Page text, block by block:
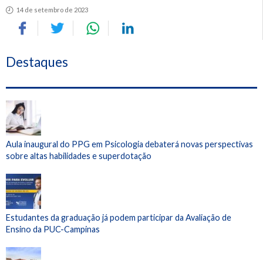
14 de setembro de 2023
Destaques
Aula inaugural do PPG em Psicologia debaterá novas perspectivas
sobre altas habilidades e superdotação
Estudantes da graduação já podem participar da Avaliação de
Ensino da PUC-Campinas